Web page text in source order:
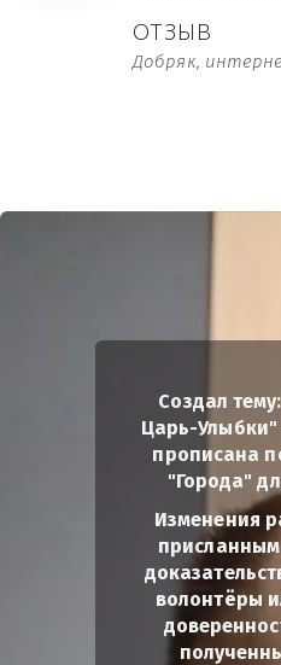
ОТЗЫВ
Добряк,
Создал
Царь-Улыбки"
прописана
"Города"
Изменения
волонтёры